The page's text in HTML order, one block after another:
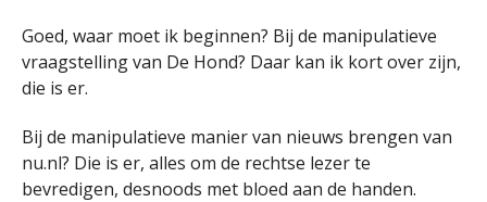
Goed, waar moet ik beginnen? Bij de manipulatieve
vraagstelling van De Hond? Daar kan ik kort over zijn,
die is er.
Bij de manipulatieve manier van nieuws brengen van
nu.nl? Die is er, alles om de rechtse lezer te
bevredigen, desnoods met bloed aan de handen.